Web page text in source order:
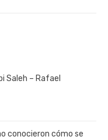
Saleh – Rafael
conocieron cómo se